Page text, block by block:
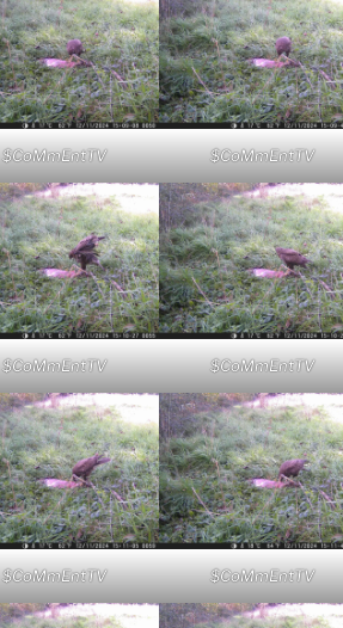
$CoMmEntTV $CoMmEntTV
$CoMmEntTV $CoMmEntTV
$CoMmEntTV $CoMmEntTV